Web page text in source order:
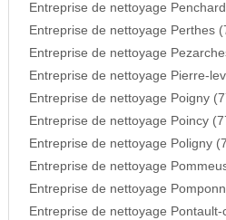
Entreprise de nettoyage
Entreprise de nettoyage Perthes
Entreprise de nettoyage
Entreprise de nettoyage Pierre-
Entreprise de nettoyage Poigny
Entreprise de nettoyage Poincy
Entreprise de nettoyage Poligny
Entreprise de nettoyage
Entreprise de nettoyage
Entreprise de nettoyage